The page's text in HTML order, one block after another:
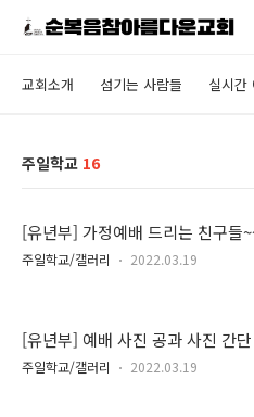
교회소개 섬기는 사람들 실시간
주일학교 16
[유년부] 가정예배 드리는 친구들
주일학교/갤러리 2022.03.19
[유년부] 예배 사진 공과 사진 간단 레크레이션 선
생님들 사진~!
주일학교/갤러리 2022.03.19